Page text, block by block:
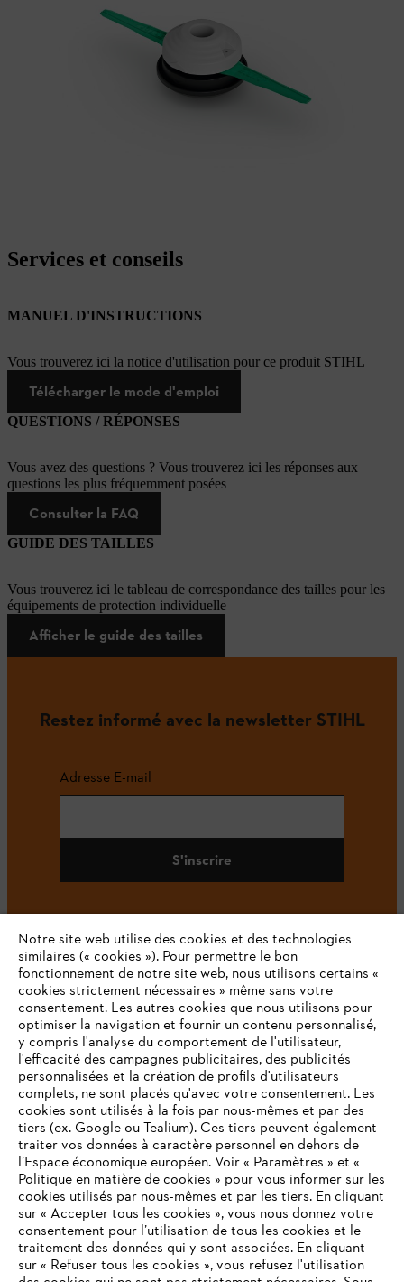
Services et conseils
MANUEL D'INSTRUCTIONS
Vous trouverez ici la notice d'utilisation pour ce produit STIHL
Télécharger le mode d'emploi
QUESTIONS / RÉPONSES
Vous avez des questions ? Vous trouverez ici les réponses aux
questions les plus fréquemment posées
Consulter la FAQ
GUIDE DES TAILLES
Vous trouverez ici le tableau de correspondance des tailles pour les
équipements de protection individuelle
Afficher le guide des tailles
Restez informé avec la newsletter STIHL
Adresse E-mail
S'inscrire
#STIHL
L'Entreprise
STIHL FAQ
Contact
VOTRE NAVIGATEUR INTERNET
N'EST PLUS PRIS EN CHARGE
Notre site web utilise des cookies et des technologies
similaires (« cookies »). Pour permettre le bon
fonctionnement de notre site web, nous utilisons certains «
cookies strictement nécessaires » même sans votre
consentement. Les autres cookies que nous utilisons pour
optimiser la navigation et fournir un contenu personnalisé,
y compris l'analyse du comportement de l'utilisateur,
l'efficacité des campagnes publicitaires, des publicités
personnalisées et la création de profils d'utilisateurs
complets, ne sont placés qu'avec votre consentement. Les
cookies sont utilisés à la fois par nous-mêmes et par des
tiers (ex. Google ou Tealium). Ces tiers peuvent également
traiter vos données à caractère personnel en dehors de
l’Espace économique européen. Voir « Paramètres » et «
Politique en matière de cookies » pour vous informer sur les
cookies utilisés par nous-mêmes et par les tiers. En cliquant
sur « Accepter tous les cookies », vous nous donnez votre
consentement pour l’utilisation de tous les cookies et le
traitement des données qui y sont associées. En cliquant
sur « Refuser tous les cookies », vous refusez l'utilisation